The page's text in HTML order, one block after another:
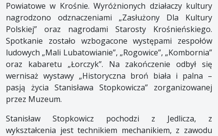
Powiatowe w Krośnie. Wyróżnionych działaczy kultury
nagrodzono odznaczeniami „Zasłużony Dla Kultury
Polskiej” oraz nagrodami Starosty Krośnieńskiego.
Spotkanie zostało wzbogacone występami zespołów
ludowych „Mali Lubatowianie”, „Rogowice”, „Kombornia”
oraz kabaretu „Łorczyk”. Na zakończenie odbył się
wernisaż wystawy „Historyczna broń biała i palna –
pasją życia Stanisława Stopkowicza” zorganizowanej
przez Muzeum.
Stanisław Stopkowicz pochodzi z Jedlicza, z
wykształcenia jest technikiem mechanikiem, z zawodu